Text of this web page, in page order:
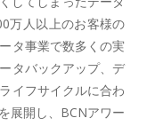
万人以上のお客様の
タ事業で数多くの実
タバックアップ、デ
イフサイクルに合わ
展開し、BCNアワー